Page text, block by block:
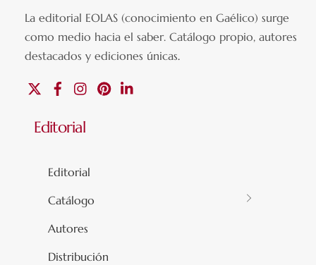
La editorial EOLAS (conocimiento en Gaélico) surge
como medio hacia el saber.Catálogo propio, autores
destacados y ediciones únicas.
FacebookInstagramPinterest
Editorial
Editorial
Catálogo
Autores
Distribución